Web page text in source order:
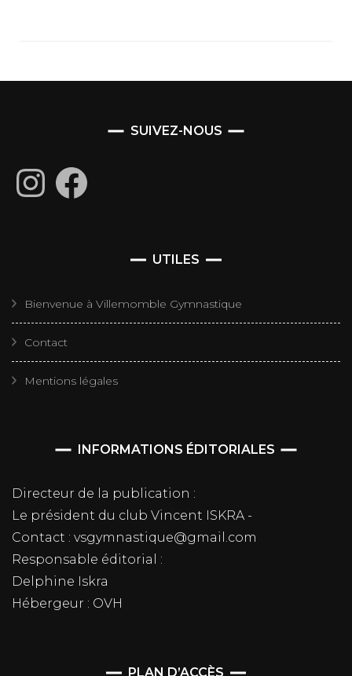
SUIVEZ-NOUS
InstagramFacebook
UTILES
Bienvenue à Villemomble Gymnastique
Contact
Mentions légales
INFORMATIONS ÉDITORIALES
Directeur de la publication :
Le président du club Vincent ISKRA -
Contact : vsgymnastique@gmail.com
Responsable éditorial :
Delphine Iskra
Hébergeur : OVH
PLAN D’ACCÈS